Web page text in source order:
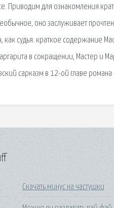
Приводим для ознакомления
оно заслуживает
как судья. краткое содержание
в сокращении, Мастер и
сарказм в 12-ой главе
Скачать минус на частушки